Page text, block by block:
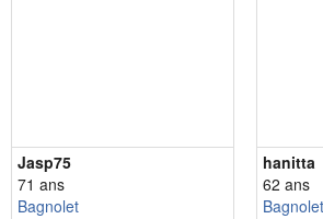
Jasp75
71 ans
Bagnolet
hanitta
62 ans
Bagnolet